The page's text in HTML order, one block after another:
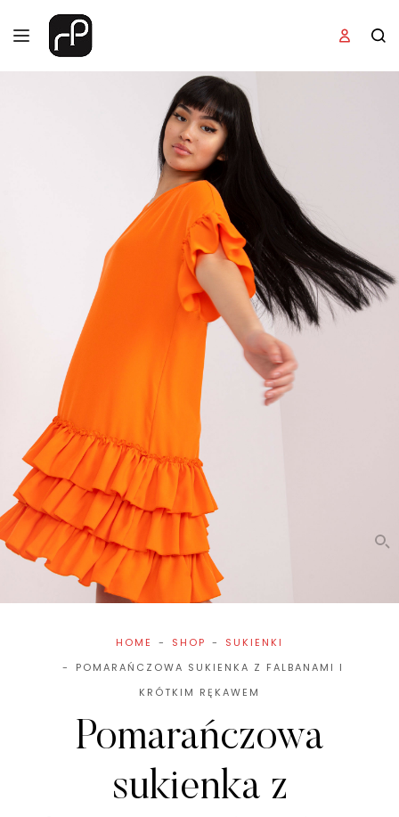
HOME SHOP
SUKIENKI
POMARAŃCZOWA SUKIENKA Z FALBANAMI I
KRÓTKIM RĘKAWEM
Pomarańczowa
sukienka z